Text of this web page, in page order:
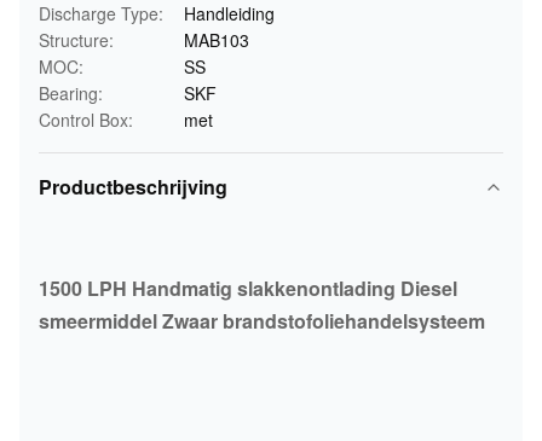
Discharge Type:
Handleiding
Structure:
MAB103
MOC:
SS
Bearing:
SKF
Control Box:
met
Productbeschrijving
1500 LPH Handmatig slakkenontlading Diesel
smeermiddel Zwaar brandstofoliehandelsysteem